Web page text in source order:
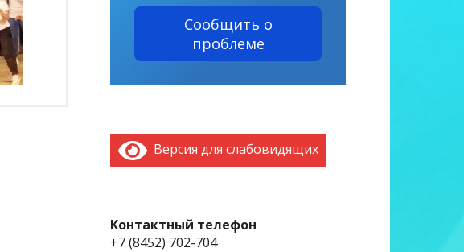
Сообщить о
проблеме
Версия для слабовидящих
Контактный телефон
+7 (8452) 702-704